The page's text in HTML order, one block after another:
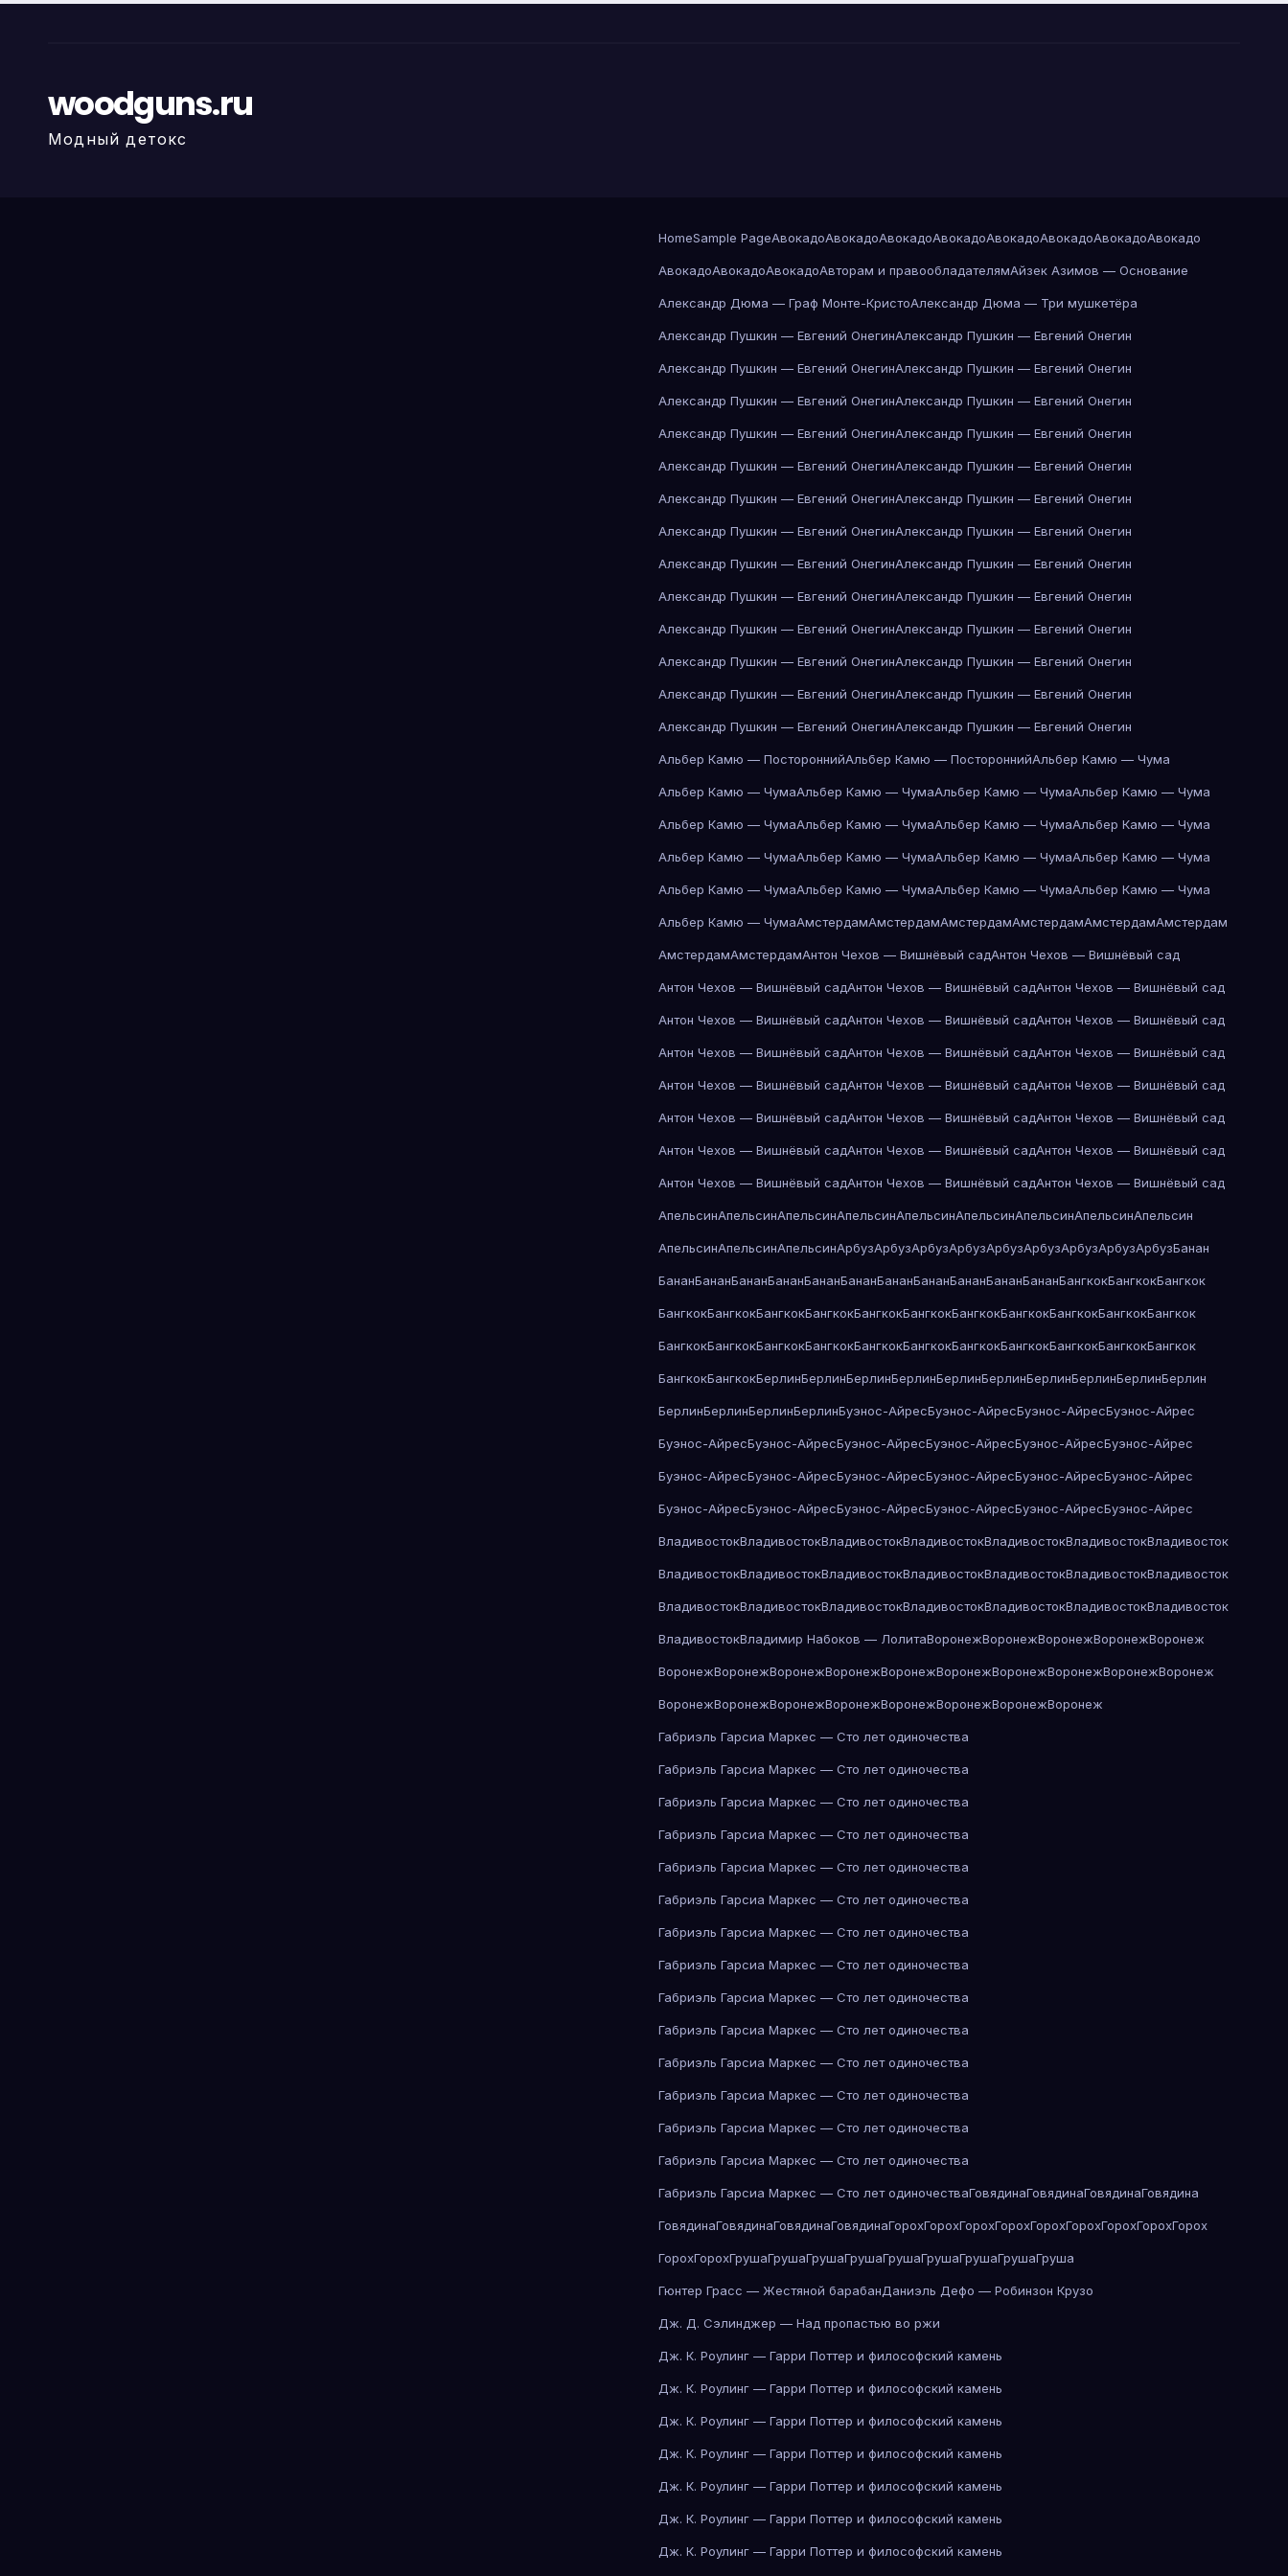
woodguns.ru
Модный детокс
HomeSample PageАвокадоАвокадоАвокадоАвокадоАвокадоАвокадоАвокадоАвокадо
АвокадоАвокадоАвокадоАвторам и правообладателямАйзек Азимов — Основание
Александр Дюма — Граф Монте-КристоАлександр Дюма — Три мушкетёра
Александр Пушкин — Евгений ОнегинАлександр Пушкин — Евгений Онегин
Александр Пушкин — Евгений ОнегинАлександр Пушкин — Евгений Онегин
Александр Пушкин — Евгений ОнегинАлександр Пушкин — Евгений Онегин
Александр Пушкин — Евгений ОнегинАлександр Пушкин — Евгений Онегин
Александр Пушкин — Евгений ОнегинАлександр Пушкин — Евгений Онегин
Александр Пушкин — Евгений ОнегинАлександр Пушкин — Евгений Онегин
Александр Пушкин — Евгений ОнегинАлександр Пушкин — Евгений Онегин
Александр Пушкин — Евгений ОнегинАлександр Пушкин — Евгений Онегин
Александр Пушкин — Евгений ОнегинАлександр Пушкин — Евгений Онегин
Александр Пушкин — Евгений ОнегинАлександр Пушкин — Евгений Онегин
Александр Пушкин — Евгений ОнегинАлександр Пушкин — Евгений Онегин
Александр Пушкин — Евгений ОнегинАлександр Пушкин — Евгений Онегин
Александр Пушкин — Евгений ОнегинАлександр Пушкин — Евгений Онегин
Альбер Камю — ПостороннийАльбер Камю — ПостороннийАльбер Камю — Чума
Альбер Камю — ЧумаАльбер Камю — ЧумаАльбер Камю — ЧумаАльбер Камю — Чума
Альбер Камю — ЧумаАльбер Камю — ЧумаАльбер Камю — ЧумаАльбер Камю — Чума
Альбер Камю — ЧумаАльбер Камю — ЧумаАльбер Камю — ЧумаАльбер Камю — Чума
Альбер Камю — ЧумаАльбер Камю — ЧумаАльбер Камю — ЧумаАльбер Камю — Чума
Альбер Камю — ЧумаАмстердамАмстердамАмстердамАмстердамАмстердамАмстердам
АмстердамАмстердамАнтон Чехов — Вишнёвый садАнтон Чехов — Вишнёвый сад
Антон Чехов — Вишнёвый садАнтон Чехов — Вишнёвый садАнтон Чехов — Вишнёвый сад
Антон Чехов — Вишнёвый садАнтон Чехов — Вишнёвый садАнтон Чехов — Вишнёвый сад
Антон Чехов — Вишнёвый садАнтон Чехов — Вишнёвый садАнтон Чехов — Вишнёвый сад
Антон Чехов — Вишнёвый садАнтон Чехов — Вишнёвый садАнтон Чехов — Вишнёвый сад
Антон Чехов — Вишнёвый садАнтон Чехов — Вишнёвый садАнтон Чехов — Вишнёвый сад
Антон Чехов — Вишнёвый садАнтон Чехов — Вишнёвый садАнтон Чехов — Вишнёвый сад
Антон Чехов — Вишнёвый садАнтон Чехов — Вишнёвый садАнтон Чехов — Вишнёвый сад
АпельсинАпельсинАпельсинАпельсинАпельсинАпельсинАпельсинАпельсинАпельсин
АпельсинАпельсинАпельсинАрбузАрбузАрбузАрбузАрбузАрбузАрбузАрбузАрбузБанан
БананБананБананБананБананБананБананБананБананБананБананБангкокБангкокБангкок
БангкокБангкокБангкокБангкокБангкокБангкокБангкокБангкокБангкокБангкокБангкок
БангкокБангкокБангкокБангкокБангкокБангкокБангкокБангкокБангкокБангкокБангкок
БангкокБангкокБерлинБерлинБерлинБерлинБерлинБерлинБерлинБерлинБерлинБерлин
БерлинБерлинБерлинБерлинБуэнос-АйресБуэнос-АйресБуэнос-АйресБуэнос-Айрес
Буэнос-АйресБуэнос-АйресБуэнос-АйресБуэнос-АйресБуэнос-АйресБуэнос-Айрес
Буэнос-АйресБуэнос-АйресБуэнос-АйресБуэнос-АйресБуэнос-АйресБуэнос-Айрес
Буэнос-АйресБуэнос-АйресБуэнос-АйресБуэнос-АйресБуэнос-АйресБуэнос-Айрес
ВладивостокВладивостокВладивостокВладивостокВладивостокВладивостокВладивосток
ВладивостокВладивостокВладивостокВладивостокВладивостокВладивостокВладивосток
ВладивостокВладивостокВладивостокВладивостокВладивостокВладивостокВладивосток
ВладивостокВладимир Набоков — ЛолитаВоронежВоронежВоронежВоронежВоронеж
ВоронежВоронежВоронежВоронежВоронежВоронежВоронежВоронежВоронежВоронеж
ВоронежВоронежВоронежВоронежВоронежВоронежВоронежВоронеж
Габриэль Гарсиа Маркес — Сто лет одиночества
Габриэль Гарсиа Маркес — Сто лет одиночества
Габриэль Гарсиа Маркес — Сто лет одиночества
Габриэль Гарсиа Маркес — Сто лет одиночества
Габриэль Гарсиа Маркес — Сто лет одиночества
Габриэль Гарсиа Маркес — Сто лет одиночества
Габриэль Гарсиа Маркес — Сто лет одиночества
Габриэль Гарсиа Маркес — Сто лет одиночества
Габриэль Гарсиа Маркес — Сто лет одиночества
Габриэль Гарсиа Маркес — Сто лет одиночества
Габриэль Гарсиа Маркес — Сто лет одиночества
Габриэль Гарсиа Маркес — Сто лет одиночества
Габриэль Гарсиа Маркес — Сто лет одиночества
Габриэль Гарсиа Маркес — Сто лет одиночества
Габриэль Гарсиа Маркес — Сто лет одиночестваГовядинаГовядинаГовядинаГовядина
ГовядинаГовядинаГовядинаГовядинаГорохГорохГорохГорохГорохГорохГорохГорохГорох
ГорохГорохГрушаГрушаГрушаГрушаГрушаГрушаГрушаГрушаГруша
Гюнтер Грасс — Жестяной барабанДаниэль Дефо — Робинзон Крузо
Дж. Д. Сэлинджер — Над пропастью во ржи
Дж. К. Роулинг — Гарри Поттер и философский камень
Дж. К. Роулинг — Гарри Поттер и философский камень
Дж. К. Роулинг — Гарри Поттер и философский камень
Дж. К. Роулинг — Гарри Поттер и философский камень
Дж. К. Роулинг — Гарри Поттер и философский камень
Дж. К. Роулинг — Гарри Поттер и философский камень
Дж. К. Роулинг — Гарри Поттер и философский камень